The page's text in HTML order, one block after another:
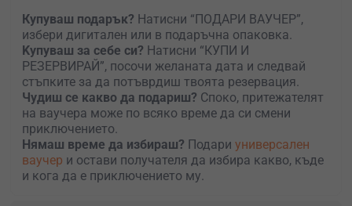
Купуваш подарък? Натисни “ПОДАРИ ВАУЧЕР”,
избери дигитален или в подаръчна опаковка.
Kупуваш за себе си? Натисни “КУПИ И
РЕЗЕРВИРАЙ”, посочи желаната дата и следвай
стъпките за да потъврдиш твоята резервация.
Чудиш се какво да подариш? Споко, притежателят
на ваучера може по всяко време да си смени
приключението.
Нямаш време да избираш? Подари универсален
ваучер и остави получателя да избира какво, къде
и кога да е приключението му.